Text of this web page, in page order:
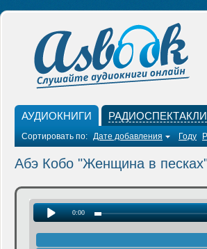
АУДИОКНИГИ РАДИОСПЕКТАКЛИ
Сортировать по: Дате добавления Году
Абэ Кобо "Женщина в
0:00